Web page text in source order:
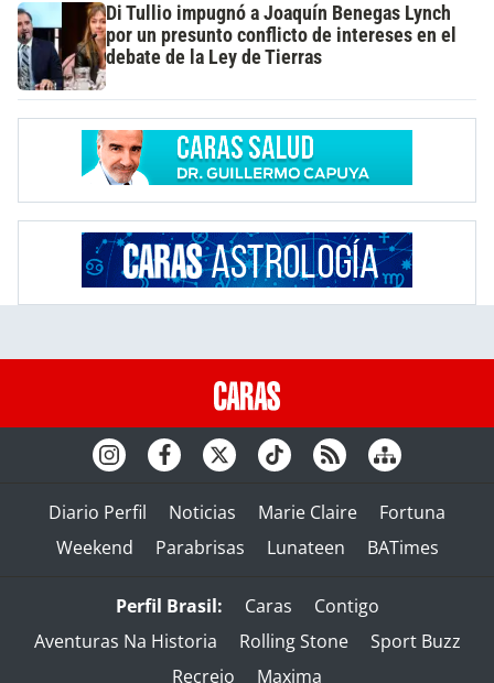
Di Tullio impugnó a Joaquín Benegas Lynch
por un presunto conflicto de intereses en el
debate de la Ley de Tierras
Diario Perfil Noticias Marie Claire
Fortuna
Weekend
Parabrisas Lunateen BATimes
Perfil Brasil: Caras
Contigo
Aventuras Na Historia
Rolling Stone
Sport Buzz
Recreio
Maxima